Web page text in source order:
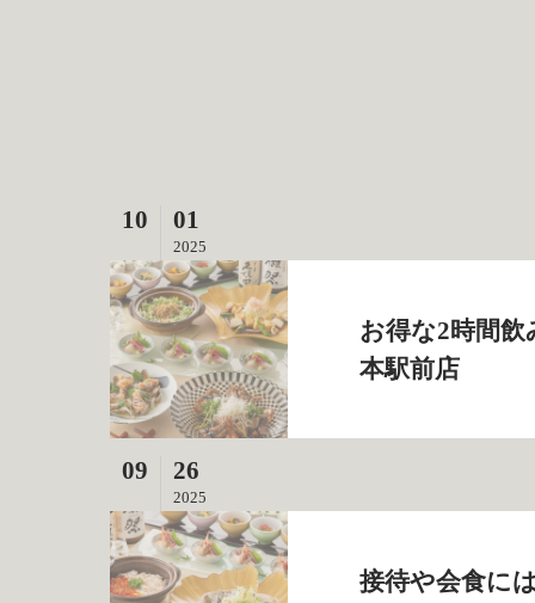
10 01
2025
お得な2時間
本駅前店
09 26
2025
接待や会食に